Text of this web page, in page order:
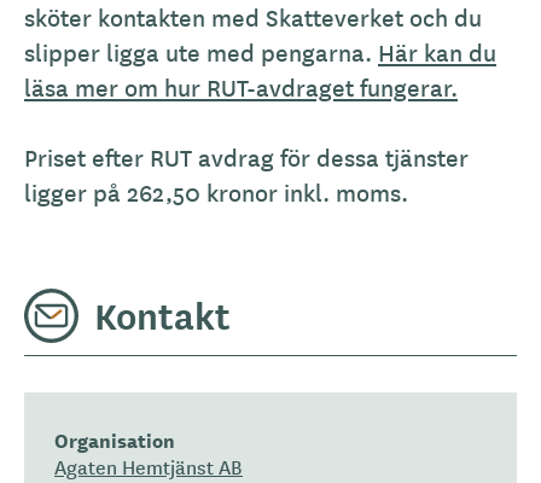
sköter kontakten med Skatteverket och du
slipper ligga ute med pengarna. Här kan du
läsa mer om hur RUT-avdraget fungerar.
Priset efter RUT avdrag för dessa tjänster
ligger på 262,50 kronor inkl. moms.
Kontakt
Organisation
Agaten Hemtjänst AB